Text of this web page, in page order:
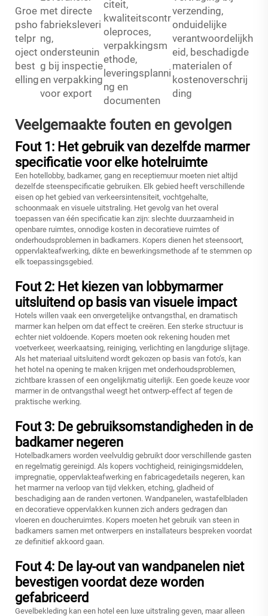
Groe
psho
telpr
oject
best
elling
met directe
fabrieksleveri
ng,
ondersteunin
g bij inspectie
en verpakking
voor export
citeit,
kwaliteitscontr
oleproces,
verpakkingsm
ethode,
leveringsplanni
ng en
documenten
verzending,
onduidelijke
verantwoordelijkh
eid, beschadigde
materialen of
kostenoverschrij
ding
Veelgemaakte fouten en gevolgen
Fout 1: Het gebruik van dezelfde marmer
specificatie voor elke hotelruimte
Een hotellobby, badkamer, gang en receptiemuur moeten niet altijd
dezelfde steenspecificatie gebruiken. Elk gebied heeft verschillende
eisen op het gebied van verkeersintensiteit, vochtgehalte,
schoonmaak en visuele uitstraling. Het gevolg van het overal
toepassen van één specificatie kan zijn: slechte duurzaamheid in
openbare ruimtes, onnodige kosten in decoratieve ruimtes of
onderhoudsproblemen in badkamers. Kopers dienen het steensoort,
oppervlakteafwerking, dikte en bewerkingsmethode af te stemmen op
elk toepassingsgebied.
Fout 2: Het kiezen van lobbymarmer
uitsluitend op basis van visuele impact
Hotels willen vaak een onvergetelijke ontvangsthal, en dramatisch
marmer kan helpen om dat effect te creëren. Een sterke structuur is
echter niet voldoende. Kopers moeten ook rekening houden met
voetverkeer, weerkaatsing, reiniging, verlichting en langdurige slijtage.
Als het materiaal uitsluitend wordt gekozen op basis van foto’s, kan
het hotel na opening te maken krijgen met onderhoudsproblemen,
zichtbare krassen of een ongelijkmatig uiterlijk. Een goede keuze voor
marmer in de ontvangsthal weegt het ontwerp-effect af tegen de
praktische werking.
Fout 3: De gebruiksomstandigheden in de
badkamer negeren
Hotelbadkamers worden veelvuldig gebruikt door verschillende gasten
en regelmatig gereinigd. Als kopers vochtigheid, reinigingsmiddelen,
impregnatie, oppervlakteafwerking en fabricagedetails negeren, kan
het marmer na verloop van tijd vlekken, etching, gladheid of
beschadiging aan de randen vertonen. Wandpanelen, wastafelbladen
en decoratieve oppervlakken kunnen zich anders gedragen dan
vloeren en doucheruimtes. Kopers moeten het gebruik van steen in
badkamers samen met ontwerpers en installateurs bespreken voordat
ze definitief akkoord gaan.
Fout 4: De lay-out van wandpanelen niet
bevestigen voordat deze worden
gefabriceerd
Gevelbekleding kan een hotel een luxe uitstraling geven, maar alleen